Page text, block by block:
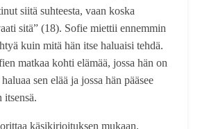
siitä suhteesta, vaan koska
sitä” (18). Sofie miettii ennemmin
kuin mitä hän itse haluaisi tehdä.
matkaa kohti elämää, jossa hän on
sen elää ja jossa hän pääsee
itsensä.
käsikirjoituksen mukaan.